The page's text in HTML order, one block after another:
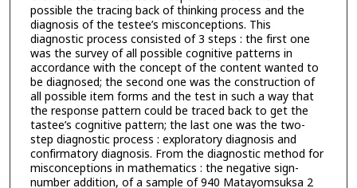
possible the tracing back of thinking process and the
diagnosis of the testee’s misconceptions. This
diagnostic process consisted of 3 steps : the first one
was the survey of all possible cognitive patterns in
accordance with the concept of the content wanted to
be diagnosed; the second one was the construction of
all possible item forms and the test in such a way that
the response pattern could be traced back to get the
tastee’s cognitive pattern; the last one was the two-
step diagnostic process : exploratory diagnosis and
confirmatory diagnosis. From the diagnostic method for
misconceptions in mathematics : the negative sign-
number addition, of a sample of 940 Matayomsuksa 2